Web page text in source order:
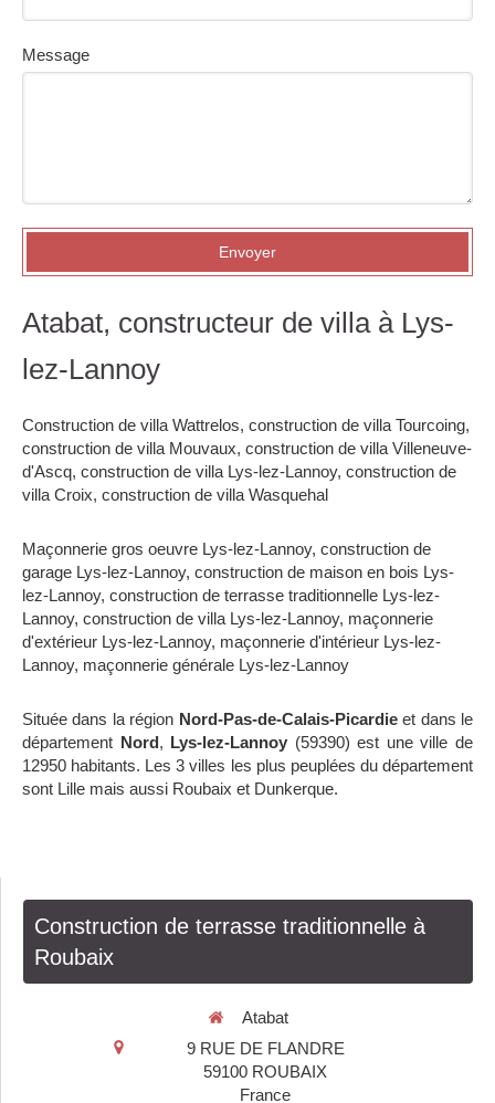
Message
Envoyer
Atabat, constructeur de villa à Lys-
lez-Lannoy
Construction de villa Wattrelos, construction de villa Tourcoing,
construction de villa Mouvaux, construction de villa Villeneuve-
d'Ascq, construction de villa Lys-lez-Lannoy, construction de
villa Croix, construction de villa Wasquehal
Maçonnerie gros oeuvre Lys-lez-Lannoy, construction de
garage Lys-lez-Lannoy, construction de maison en bois Lys-
lez-Lannoy, construction de terrasse traditionnelle Lys-lez-
Lannoy, construction de villa Lys-lez-Lannoy, maçonnerie
d'extérieur Lys-lez-Lannoy, maçonnerie d'intérieur Lys-lez-
Lannoy, maçonnerie générale Lys-lez-Lannoy
Située dans la région Nord-Pas-de-Calais-Picardieet dans le
département Nord, Lys-lez-Lannoy (59390) est une ville de
12950 habitants. Les 3 villes les plus peuplées du département
sont Lille mais aussi Roubaix et Dunkerque.
Construction de terrasse traditionnelle à
Roubaix
Atabat
9 RUE DE FLANDRE
59100 ROUBAIX
France